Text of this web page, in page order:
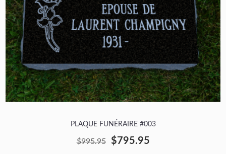
PLAQUE FUNÉRAIRE #003
$995.95 $795.95